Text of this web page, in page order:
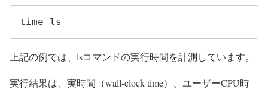
time ls
上記の例では、lsコマンドの実行時間を計測しています。
実行結果は、実時間（wall-clock time）、ユーザーCPU時